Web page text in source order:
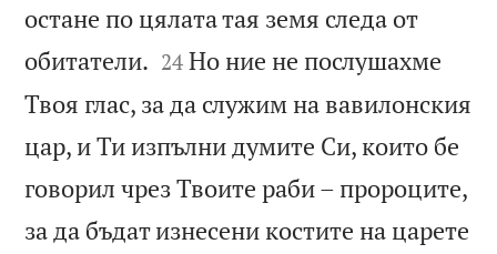
остане по цялата тая земя следа от
обитатели. 

24 Но ние не послушахме
Твоя глас, за да служим на вавилонския
цар, и Ти изпълни думите Си, които бе
говорил чрез Твоите раби – пророците,
за да бъдат изнесени костите на царете